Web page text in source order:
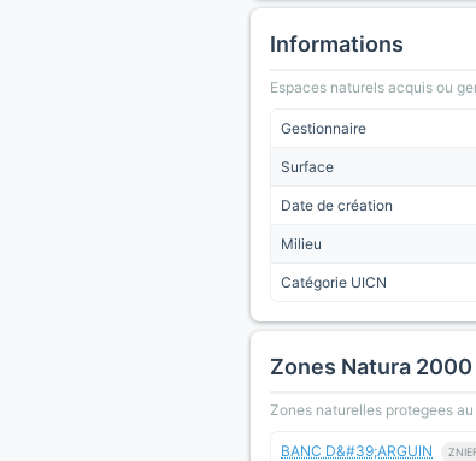
Informations
Espaces naturels acquis ou
Gestionnaire
Surface
Date de création
Milieu
Catégorie UICN
Zones Natura 2000
Zones naturelles protegees
BANC D&#39;ARGUIN